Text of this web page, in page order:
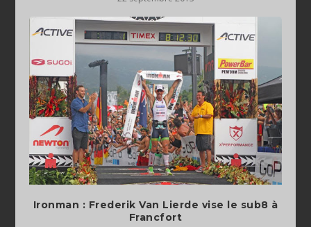
Ironman : Frederik Van Lierde vise le sub8 à
Francfort